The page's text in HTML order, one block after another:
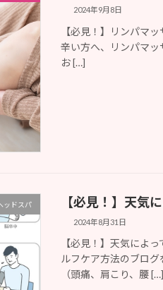
2024年9月8日
【必見！】リンパマ
辛い方へ、リンパマッ
お […]
ッドスパ 【必見！】天気
2024年8月31日
【必見！】天気によ
ルフケア方法のブロ
（頭痛、肩こり、腰 […]